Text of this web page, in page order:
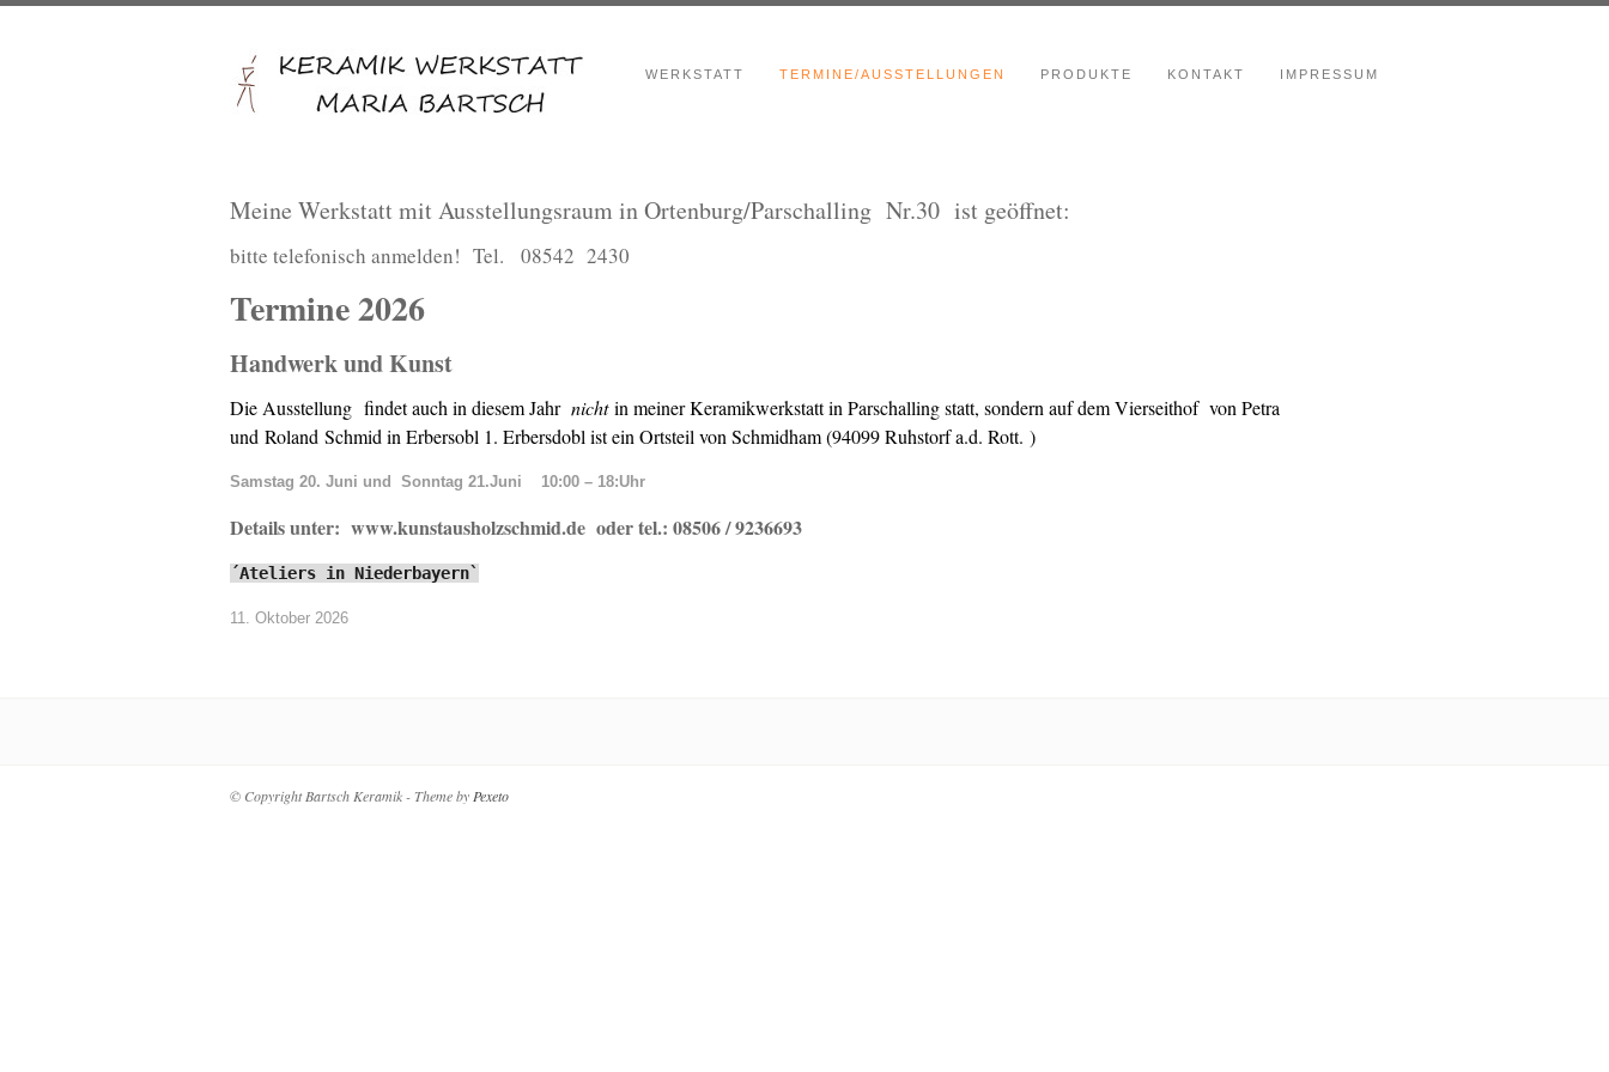
WERKSTATT TERMINE/AUSSTELLUNGEN PRODUKTE KONTAKT IMPRESSUM
Meine Werkstatt mit Ausstellungsraum in Ortenburg/Parschalling Nr.30 ist geöffnet:
bitte telefonisch anmelden! Tel. 08542 2430
Termine 2026
Handwerk und Kunst
Die Ausstellung findet auch in diesem Jahr nichtin meiner Keramikwerkstatt in Parschalling statt, sondern auf dem Vierseithof von Petra
und Roland Schmid in Erbersobl 1. Erbersdobl ist ein Ortsteil von Schmidham (94099 Ruhstorf a.d. Rott. )
Samstag 20. Juni und Sonntag 21.Juni 10:00 – 18:Uhr
Details unter: www.kunstausholzschmid.de oder tel.: 08506 / 9236693
´Ateliers in Niederbayern`
11. Oktober 2026
© Copyright Bartsch Keramik - Theme by Pexeto